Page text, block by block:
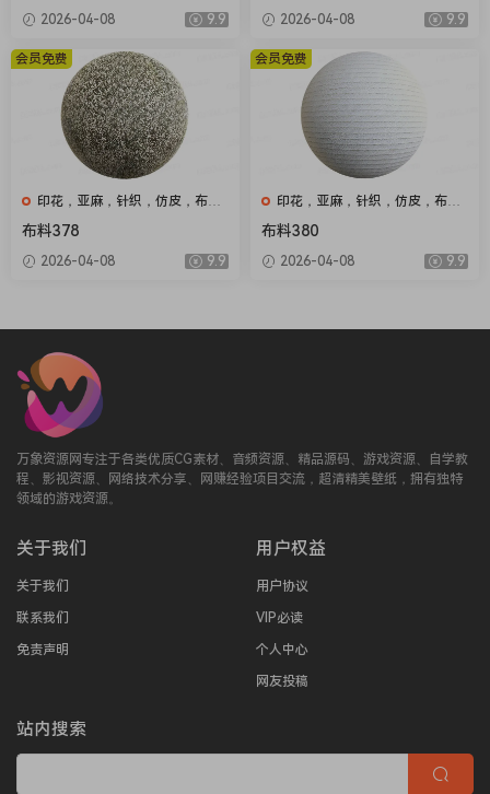
2026-04-08 9.9 2026-04-08 9.9
印花，亚麻，针织，仿皮，布
匹，家纺，绒布
布料378
2026-04-08 9.9
会员免费
印花，亚麻，针织，仿皮，布
匹，家纺，绒布
布料380
2026-04-08 9.9
会员免费
万象资源网专注于各类优质CG素材、音频资源、精品源码、游戏资源、自学教
程、影视资源、网络技术分享、网赚经验项目交流，超清精美壁纸，拥有独特
领域的游戏资源。
关于我们
关于我们
联系我们
免责声明
用户权益
用户协议
VIP必读
个人中心
网友投稿
站内搜索